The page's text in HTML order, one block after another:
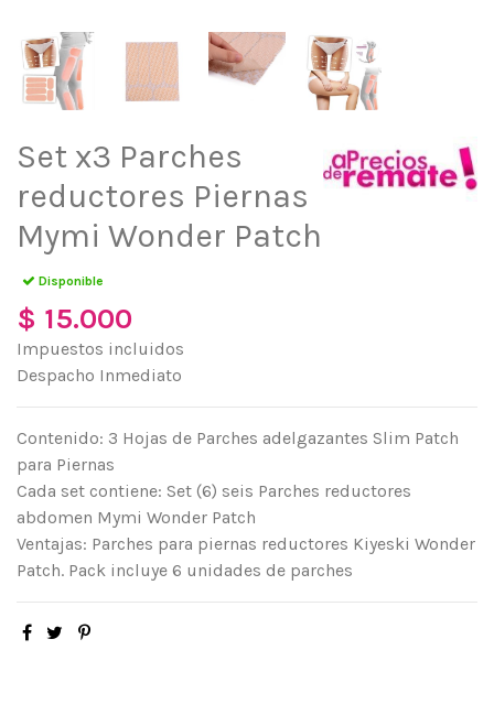
Set x3 Parches
reductores Piernas
Mymi Wonder Patch
Disponible
$ 15.000
Impuestos incluidos
Despacho Inmediato
Contenido: 3 Hojas de Parches adelgazantes Slim Patch
para Piernas
Cada set contiene: Set (6) seis Parches reductores
abdomen Mymi Wonder Patch
Ventajas: Parches para piernas reductores Kiyeski Wonder
Patch. Pack incluye 6 unidades de parches